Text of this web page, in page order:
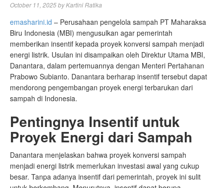
October 11, 2025byKartini Ratika
emasharini.id – Perusahaan pengelola sampah PT Maharaksa
Biru Indonesia (MBI) mengusulkan agar pemerintah
memberikan insentif kepada proyek konversi sampah menjadi
energi listrik. Usulan ini disampaikan oleh Direktur Utama MBI,
Danantara, dalam pertemuannya dengan Menteri Pertahanan
Prabowo Subianto. Danantara berharap insentif tersebut dapat
mendorong pengembangan proyek energi terbarukan dari
sampah di Indonesia.
Pentingnya Insentif untuk
Proyek Energi dari Sampah
Danantara menjelaskan bahwa proyek konversi sampah
menjadi energi listrik memerlukan investasi awal yang cukup
besar. Tanpa adanya insentif dari pemerintah, proyek ini sulit